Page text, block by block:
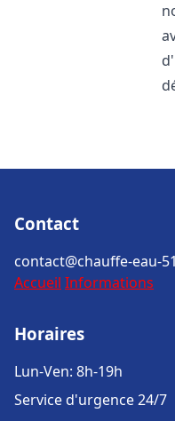
Contact
contact@chauffe-eau-
Accueil Informations
Horaires
Lun-Ven: 8h-19h
Service d'urgence 24/7